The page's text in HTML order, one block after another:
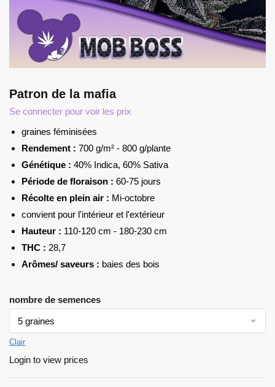
Patron de la mafia
Se connecter pour voir les prix
graines féminisées
Rendement : 700 g/m² - 800 g/plante
Génétique : 40% Indica, 60% Sativa
Période de floraison : 60-75 jours
Récolte en plein air : Mi-octobre
convient pour l'intérieur et l'extérieur
Hauteur : 110-120 cm - 180-230 cm
THC : 28,7
Arômes/ saveurs : baies des bois
nombre de semences
Clair
Login to view prices